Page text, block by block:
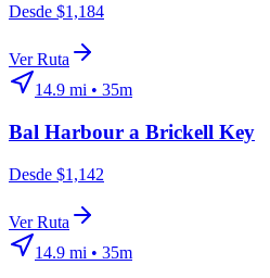
Desde $1,184
Ver Ruta
14.9 mi • 35m
Bal Harbour a Brickell Key
Desde $1,142
Ver Ruta
14.9 mi • 35m